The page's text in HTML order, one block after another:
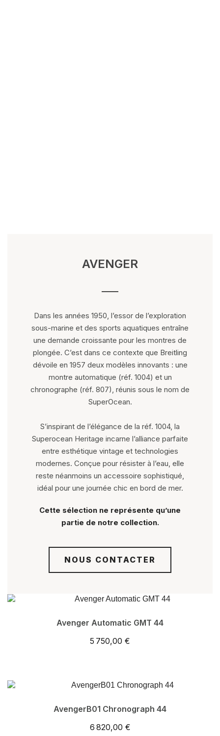
AVENGER
Dans les années 1950, l’essor de l’exploration
sous-marine et des sports aquatiques entraîne
une demande croissante pour les montres de
plongée. C’est dans ce contexte que Breitling
dévoile en 1957 deux modèles innovants : une
montre automatique (réf. 1004) et un
chronographe (réf. 807), réunis sous le nom de
SuperOcean.
S’inspirant de l’élégance de la réf. 1004, la
Superocean Heritage incarne l’alliance parfaite
entre esthétique vintage et technologies
modernes. Conçue pour résister à l’eau, elle
reste néanmoins un accessoire sophistiqué,
idéal pour une journée chic en bord de mer.
Cette sélection ne représente qu’une
partie de notre collection.
NOUS CONTACTER
Avenger Automatic GMT 44
5 750,00 €
AvengerB01 Chronograph 44
6 820,00 €